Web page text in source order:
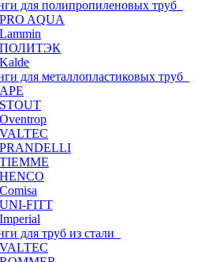
для полипропиленовых труб
PRO AQUA
Lammin
ПОЛИТЭК
Kalde
для металлопластиковых труб
APE
STOUT
Oventrop
VALTEC
PRANDELLI
TIEMME
HENCO
Comisa
UNI-FITT
Imperial
для труб из стали
VALTEC